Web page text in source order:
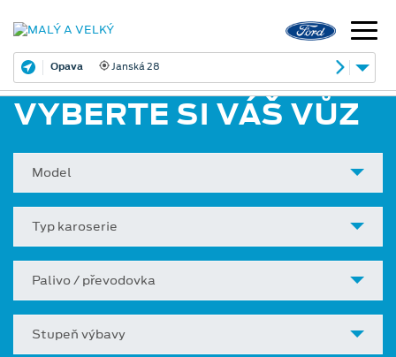
Opava Janská 28
VYBERTE SI VÁŠ VŮZ
Model
Typ karoserie
Palivo / převodovka
Stupeň výbavy